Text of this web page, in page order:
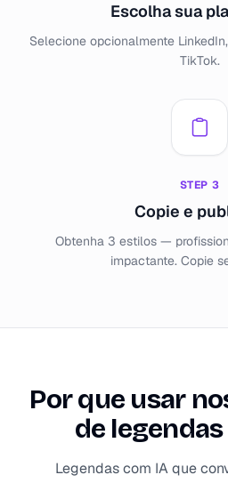
Escolha sua
Selecione opcionalmente
TikTok.
STEP 3
Copie e
Obtenha 3 estilos —
impactante. Copie
Por que usar
de legendas
Legendas com IA que